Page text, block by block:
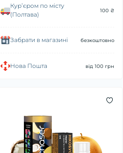
Курʼєром по місту
(Полтава)
100 ₴
Забрати в магазині безкоштовно
Нова Пошта від 100 грн